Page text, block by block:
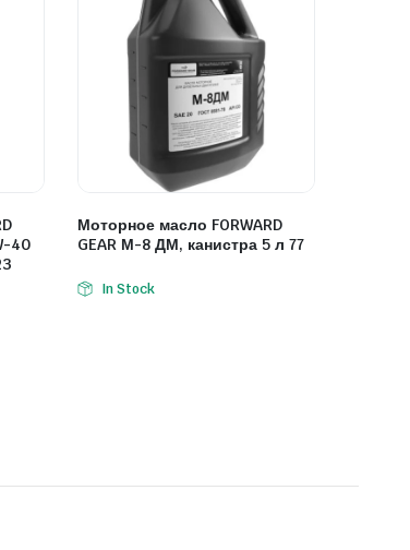
40
Моторное масло FORWARD
GEAR М-8 ДМ, канистра 5 л 77
In Stock